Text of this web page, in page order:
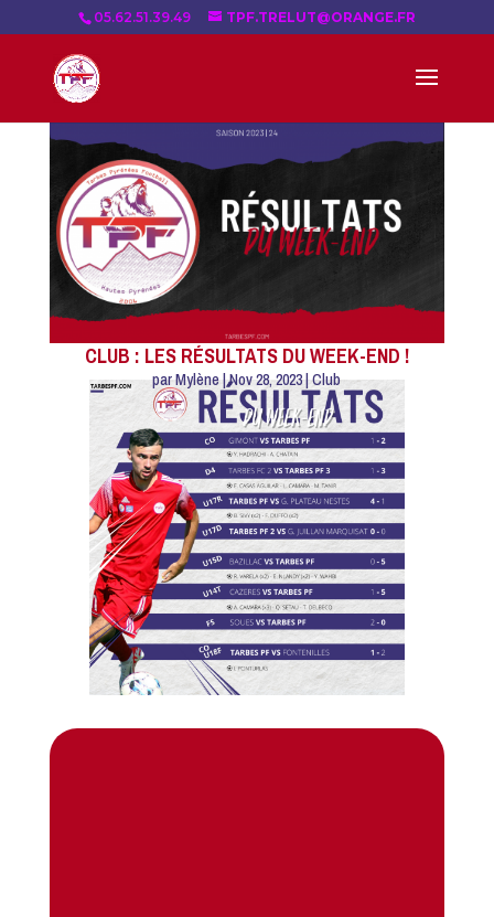
05.62.51.39.49 TPF.TRELUT@ORANGE.FR
CLUB : LES RÉSULTATS DU WEEK-END !
parMylène|Nov 28, 2023|Club